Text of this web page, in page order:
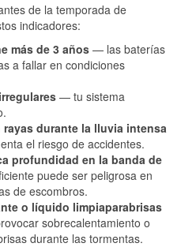
de la temporada de
indicadores:
más de 3 años — las baterías
a fallar en condiciones
— tu sistema
durante la lluvia intensa
el riesgo de accidentes.
profundidad en la banda de
puede ser peligrosa en
de escombros.
o líquido limpiaparabrisas
sobrecalentamiento o
durante las tormentas.